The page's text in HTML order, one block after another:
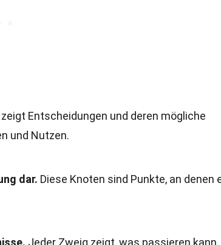
zeigt Entscheidungen und deren mögliche
und Nutzen.
dar. Diese Knoten sind Punkte, an denen
Jeder Zweig zeigt, was passieren kann,